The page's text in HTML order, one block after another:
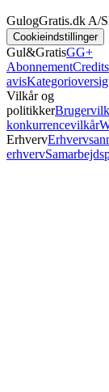
GulogGratis.dk A/S
Cookieindstillinger
Gul&GratisGG+
AbonnementCredits
avis
Vilkår og
politikker
konkurrencevilkår
Erhverv
erhverv